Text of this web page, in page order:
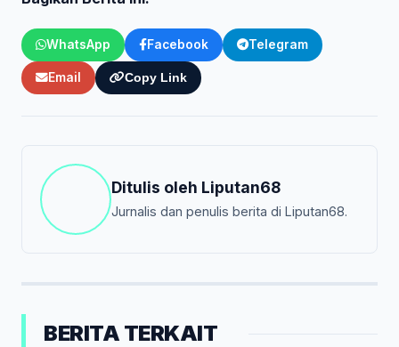
WhatsApp Facebook Telegram
Email Copy Link
Ditulis oleh Liputan68
Jurnalis dan penulis berita di Liputan68.
BERITA TERKAIT